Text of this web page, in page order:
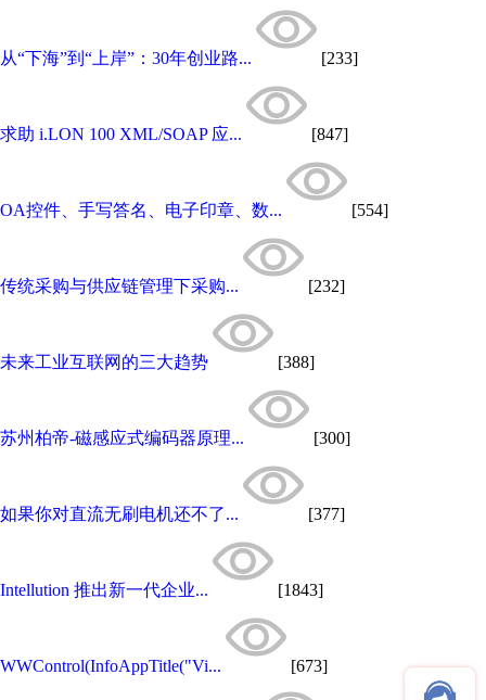
从“下海”到“上岸”：30年创业路... [233]
求助 i.LON 100 XML/SOAP 应... [847]
OA控件、手写答名、电子印章、数... [554]
传统采购与供应链管理下采购... [232]
未来工业互联网的三大趋势 [388]
苏州柏帝-磁感应式编码器原理... [300]
如果你对直流无刷电机还不了... [377]
Intellution 推出新一代企业... [1843]
WWControl(InfoAppTitle("Vi... [673]